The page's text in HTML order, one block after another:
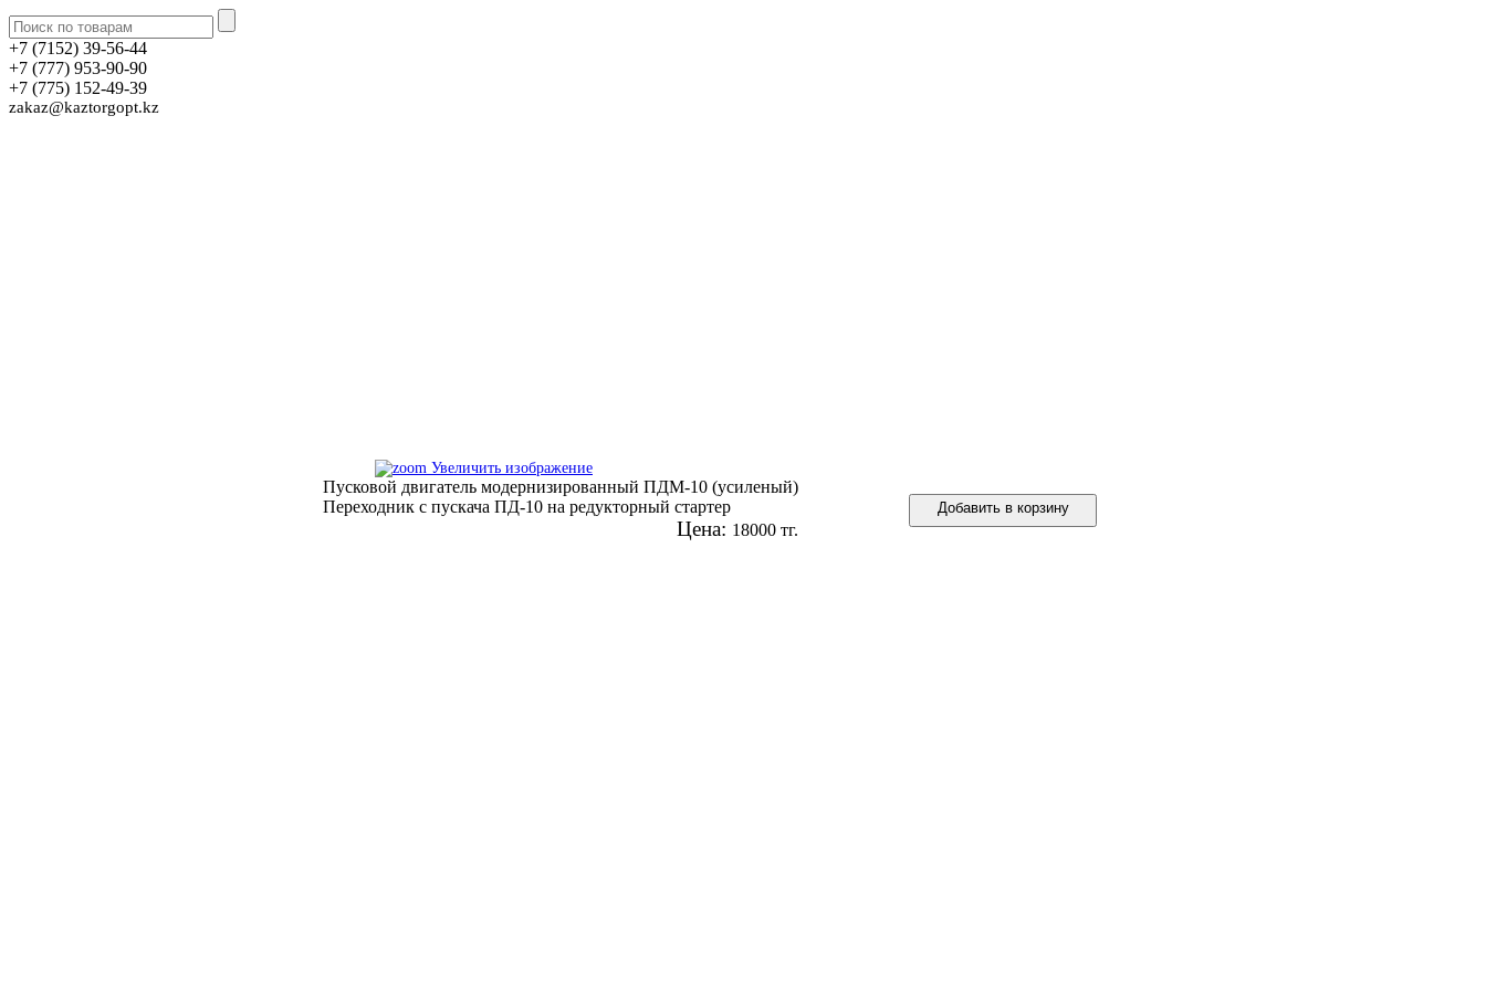
+7 (7152) 39-56-44
+7 (777) 953-90-90
+7 (775) 152-49-39
zakaz@kaztorgopt.kz
Увеличить изображение
Пусковой двигатель модернизированный ПДМ-10 (усиленый)
Переходник с пускача ПД-10 на редукторный стартер
Цена: 18000 тг.